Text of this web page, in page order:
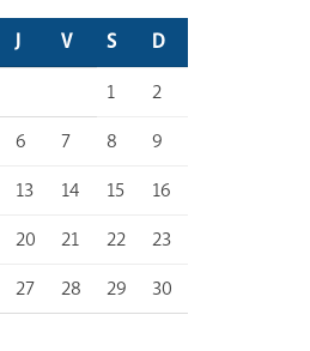
J V S
D
1
2
6 7 8
9
13 14 15
16
20 21 22
23
27 28 29
30